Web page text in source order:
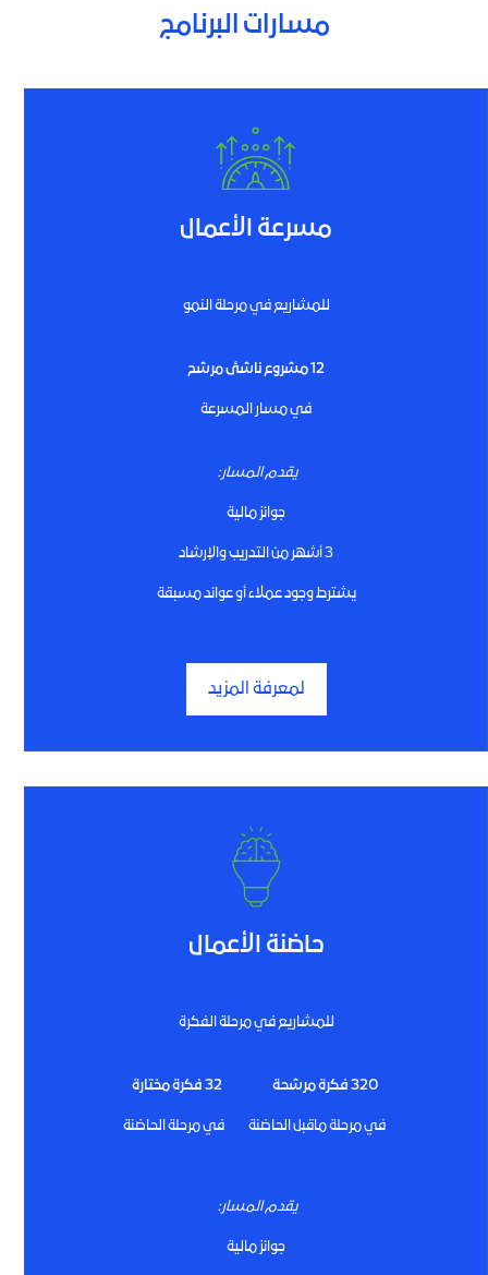
مسارات البرنامج
مسرعة الأعمال
للمشاريع في مرحلة النمو
12 مشروع ناشئ مرشح
في مسار المسرعة
يقدم المسار:
جوائز مالية
3 أشهر من التدريب والإرشاد
يشترط وجود عملاء أو عوائد مسبقة
لمعرفة المزيد
حاضنة الأعمال
للمشاريع في مرحلة الفكرة
32 فكرة مختارة
في مرحلة ماقبل الحاضنة في مرحلة الحاضنة
يقدم المسار:
جوائز مالية